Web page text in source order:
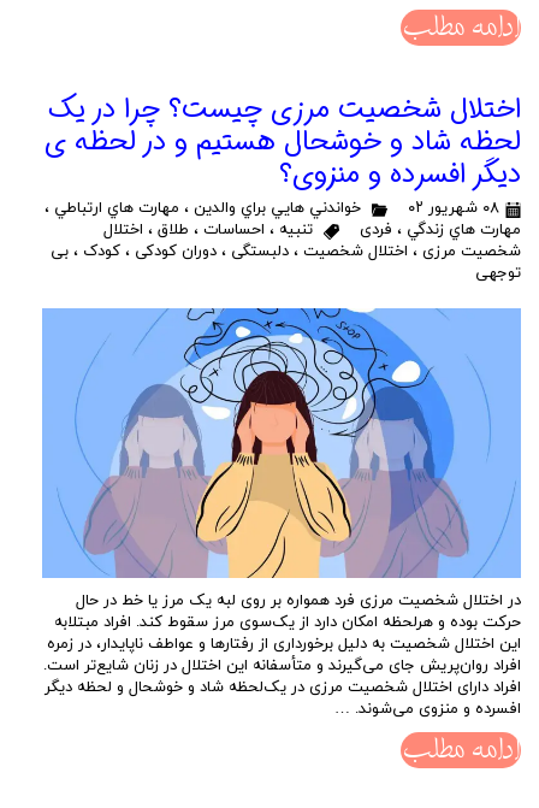
ادامه مطلب
اختلال شخصیت مرزی چیست؟ چرا در یک
لحظه شاد و خوشحال هستیم و در لحظه ی
دیگر افسرده و منزوی؟
۰۸ شهریور ۰۲ خواندني هايي براي والدين ، مهارت هاي ارتباطي ،
مهارت هاي زندگي ، فردی تنبیه ، احساسات ، طلاق ، اختلال
شخصیت مرزی ، اختلال شخصیت ، دلبستگی ، دوران کودکی ، کودک ، بی
توجهی
در اختلال شخصیت مرزی فرد همواره بر روی لبه یک مرز یا خط در حال
حرکت بوده و هرلحظه امکان دارد از یک‌سوی مرز سقوط کند. افراد مبتلابه
این اختلال شخصیت به دلیل برخورداری از رفتارها و عواطف ناپایدار، در زمره
افراد روان‌پریش جای می‌گیرند و متأسفانه این اختلال در زنان شایع‌تر است.
افراد دارای اختلال شخصیت مرزی در یک‌لحظه شاد و خوشحال و لحظه دیگر
افسرده و منزوی می‌شوند. …
ادامه مطلب